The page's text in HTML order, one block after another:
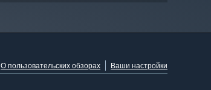
О пользовательских обзорах Ваши настройки